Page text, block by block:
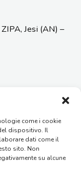
come i cookie
dispositivo. Il
dati come il
sito. Non
su alcune
Jesi (AN) –
ETICS